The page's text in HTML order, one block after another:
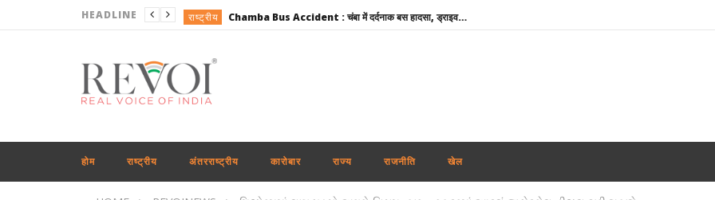
HEADLINE राष्ट्रीय Chamba Bus Accident : चंबा में दर्दनाक बस हादसा, ड्राइवर-कंडक्टर समेत 7 की मौत; 11 घायल
अंतरराष्ट्रीय
राजनीति
खेल NSF कॉन्क्लेव में बोले खेल मंत्री मांडविया- ‘चयन प्रक्रिया निष्पक्ष हो, किसी एथलीट के साथ नाइंसाफी नहीं होनी चाहिए’
राजनीति तमिलनाडु के सीएम विजय को राहत : पत्नी संगीता ने वापस ली तलाक की अर्जी
होम राष्ट्रीय अंतरराष्ट्रीय कारोबार राज्य राजनीति खेल